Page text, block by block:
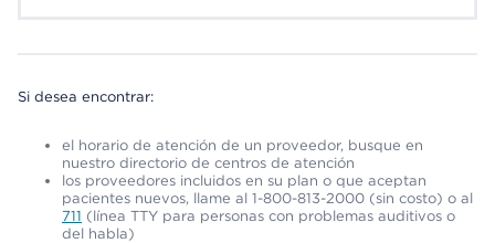
Si desea encontrar:
el horario de atención de un proveedor, busque en
nuestro directorio de centros de atención
los proveedores incluidos en su plan o que aceptan
pacientes nuevos, llame al 1-800-813-2000 (sin costo) o al
711 (línea TTY para personas con problemas auditivos o
del habla)